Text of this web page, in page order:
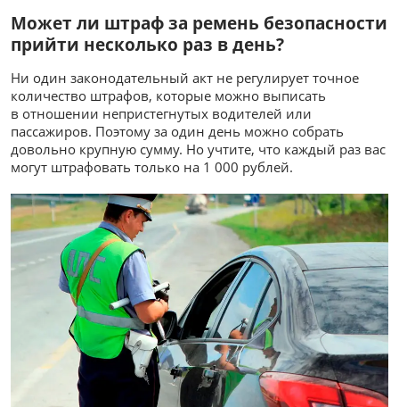
Может ли штраф за ремень безопасности
прийти несколько раз в день?
Ни один законодательный акт не регулирует точное
количество штрафов, которые можно выписать
в отношении непристегнутых водителей или
пассажиров. Поэтому за один день можно собрать
довольно крупную сумму. Но учтите, что каждый раз вас
могут штрафовать только на 1 000 рублей.